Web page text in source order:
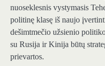
nuoseklesnis vystymasis
politinę klasę iš naujo
dešimtmečio užsienio
su Rusija ir Kinija būtų
prievartos.